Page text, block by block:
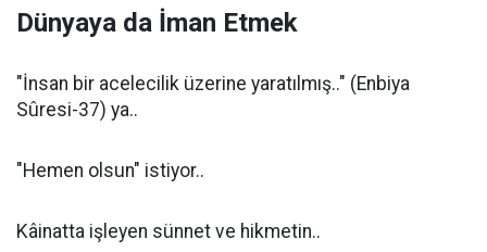
Dünyaya da İman Etmek
"İnsan bir acelecilik üzerine yaratılmış.." (Enbiya
Sûresi-37) ya..
"Hemen olsun" istiyor..
Kâinatta işleyen sünnet ve hikmetin..